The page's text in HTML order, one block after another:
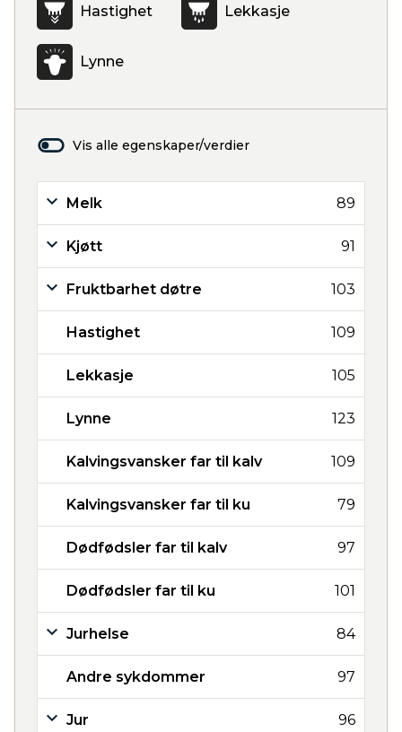
Hastighet Lekkasje
Lynne
Vis alle egenskaper/verdier
Melk 89
Kjøtt 91
Fruktbarhet døtre 103
Hastighet 109
Lekkasje 105
Lynne 123
Kalvingsvansker far til kalv 109
Kalvingsvansker far til ku 79
Dødfødsler far til kalv 97
Dødfødsler far til ku 101
Jurhelse 84
Andre sykdommer 97
Jur 96